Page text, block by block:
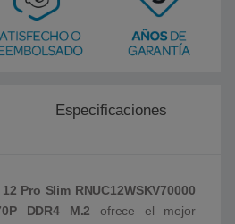
Especificaciones
Pro Slim RNUC12WSKV70000
DDR4 M.2 ofrece el mejor